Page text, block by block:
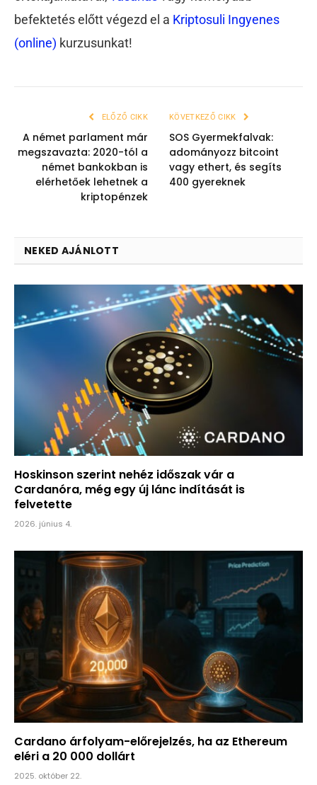
befektetés előtt végezd el a Kriptosuli Ingyenes
(online) kurzusunkat!
ELŐZŐ CIKK
A német parlament már
megszavazta: 2020-tól a
német bankokban is
elérhetőek lehetnek a
kriptopénzek
KÖVETKEZŐ CIKK
SOS Gyermekfalvak:
adományozz bitcoint
vagy ethert, és segíts
400 gyereknek
NEKED AJÁNLOTT
Hoskinson szerint nehéz időszak vár a
Cardanóra, még egy új lánc indítását is
felvetette
2026. június 4.
Cardano árfolyam-előrejelzés, ha az Ethereum
eléri a 20 000 dollárt
2025. október 22.